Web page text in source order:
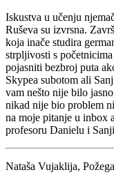
Iskustva u učenju
Ruševa su izvrsna.
koja inače studira
strpljivosti s
pojasniti bezbroj puta
Skypea subotom ali
vam nešto nije bilo
nikad nije bio problem
na moje pitanje u inbox
profesoru Danielu i
Nataša Vujaklija, Požega